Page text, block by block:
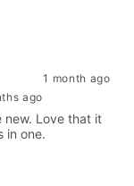
1 month ago
ago
new. Love that it
in one.